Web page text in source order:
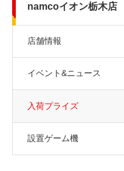
namcoイオン栃木店
店舗情報
イベント&ニュース
入荷プライズ
設置ゲーム機